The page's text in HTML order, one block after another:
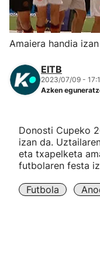
Herri-kirolak
Eskubaloia
Kirolak 360
Mendi-lasterketak
Amaiera handia
EITB
2023/07/09 -
Azken
Donosti Cupeko
izan da.
eta txapelketa
futbolaren festa
Futbola